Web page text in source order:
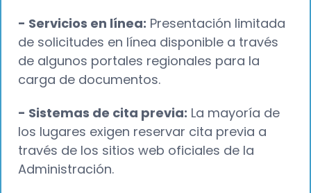
- Servicios en línea: Presentación limitada
de solicitudes en línea disponible a través
de algunos portales regionales para la
carga de documentos.
- Sistemas de cita previa: La mayoría de
los lugares exigen reservar cita previa a
través de los sitios web oficiales de la
Administración.